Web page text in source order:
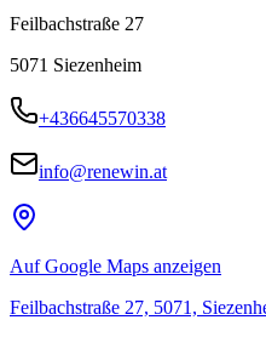
Feilbachstraße 27
5071 Siezenheim
+436645570338
info@renewin.at
Auf Google Maps anzeigen
Feilbachstraße 27, 5071,